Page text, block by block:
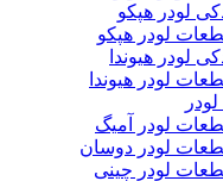
لودر هپکو
لودر هپکو
لودر هیوندا
لودر هیوندا
لودر آمیگ
لودر دوسان
لودر چینی